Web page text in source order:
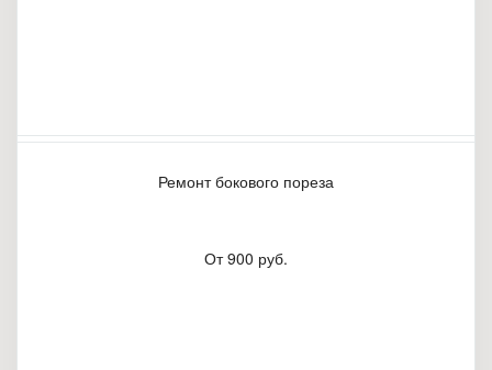
Ремонт бокового пореза
От 900 руб.